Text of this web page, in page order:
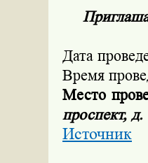
Дата
Время
Место
проспект,
Источник